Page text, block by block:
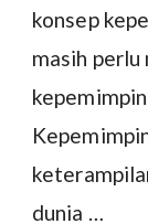
konsep
masih perlu
dunia …